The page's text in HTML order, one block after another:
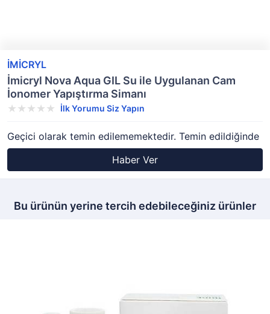
İMİCRYL
İmicryl Nova Aqua GIL Su ile Uygulanan Cam
İonomer Yapıştırma Simanı
İlk Yorumu Siz Yapın
Geçici olarak temin edilememektedir. Temin edildiğinde
Haber Ver
Bu ürünün yerine tercih edebileceğiniz ürünler